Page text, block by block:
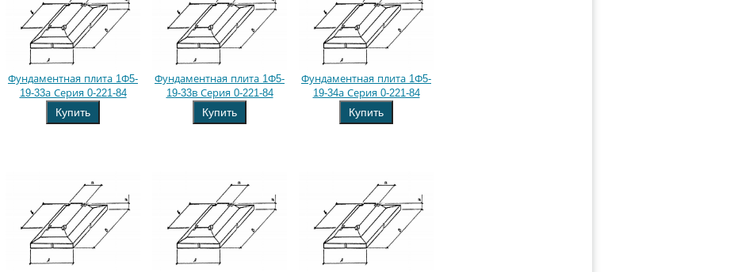
Фундаментная плита 1Ф5-
19-33а Серия 0-221-84
Купить
Фундаментная плита 1Ф5-
19-33в Серия 0-221-84
Купить
Фундаментная плита 1Ф5-
19-34а Серия 0-221-84
Купить